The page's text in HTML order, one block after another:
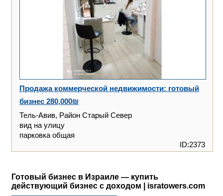
Продажа коммерческой недвижимости: готовый
бизнес 280,000₪
Тель-Авив, Район Старый Север
вид на улицу
парковка общая
ID:2373
Готовый бизнес в Израиле — купить
действующий бизнес с доходом | isratowers.com